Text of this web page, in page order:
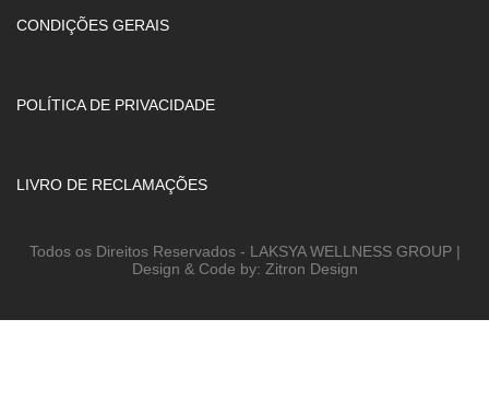
CONDIÇÕES GERAIS
POLÍTICA DE PRIVACIDADE
LIVRO DE RECLAMAÇÕES
Todos os Direitos Reservados - LAKSYA WELLNESS GROUP |
Design & Code by: Zitron Design